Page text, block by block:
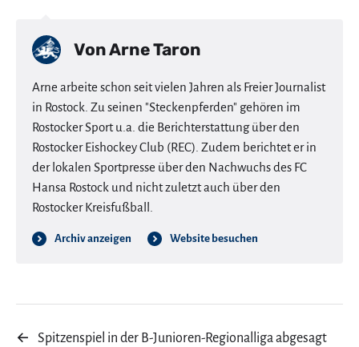
VonArne Taron
Arne arbeite schon seit vielen Jahren als Freier Journalist
in Rostock. Zu seinen "Steckenpferden" gehören im
Rostocker Sport u.a. die Berichterstattung über den
Rostocker Eishockey Club (REC). Zudem berichtet er in
der lokalen Sportpresse über den Nachwuchs des FC
Hansa Rostock und nicht zuletzt auch über den
Rostocker Kreisfußball.
Archiv anzeigen Website besuchen
←
Spitzenspiel in der B-Junioren-Regionalliga abgesagt